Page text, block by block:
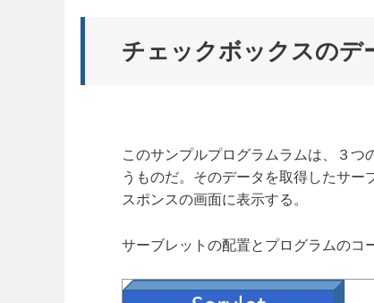
チェックボックスのデ
このサンプルプログラムラムは、３
うものだ。そのデータを取得したサ
スポンスの画面に表示する。
サーブレットの配置とプログラムのコ